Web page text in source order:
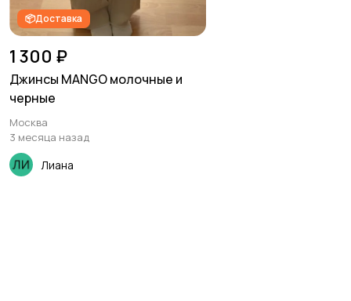
📦Доставка
1 300 ₽
Джинсы MANGO молочные и
черные
Москва
3 месяца назад
Лиана